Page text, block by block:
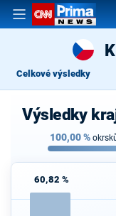
Celkové výsledky
Výsledky
100,00%
60,82 %